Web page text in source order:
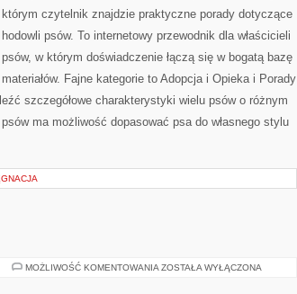
którym czytelnik znajdzie praktyczne porady dotyczące
hodowli psów. To internetowy przewodnik dla właścicieli
psów, w którym doświadczenie łączą się w bogatą bazę
materiałów. Fajne kategorie to Adopcja i Opieka i Porady
szczegółowe charakterystyki wielu psów o różnym
ma możliwość dopasować psa do własnego stylu
MOŻLIWOŚĆ KOMENTOWANIA KAWA
ZOSTAŁA WYŁĄCZONA